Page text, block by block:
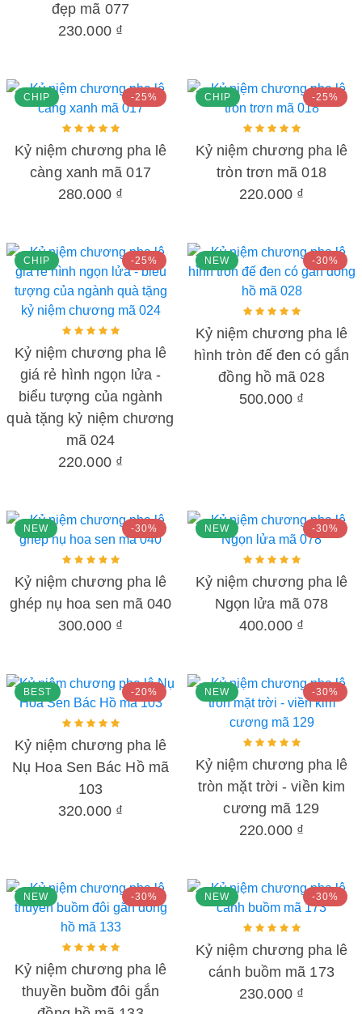
đẹp mã 077
230.000 ₫
CHIP -25%
Kỷ niệm chương pha lê
càng xanh mã 017
280.000 ₫
CHIP -25%
Kỷ niệm chương pha lê
tròn trơn mã 018
220.000 ₫
CHIP -25%
Kỷ niệm chương pha lê
giá rẻ hình ngọn lửa -
biểu tượng của ngành
quà tặng kỷ niệm chương
mã 024
220.000 ₫
NEW -30%
Kỷ niệm chương pha lê
hình tròn đế đen có gắn
đồng hồ mã 028
500.000 ₫
NEW -30%
Kỷ niệm chương pha lê
ghép nụ hoa sen mã 040
300.000 ₫
NEW -30%
Kỷ niệm chương pha lê
Ngọn lửa mã 078
400.000 ₫
BEST -20%
Kỷ niệm chương pha lê
Nụ Hoa Sen Bác Hồ mã
103
320.000 ₫
NEW -30%
Kỷ niệm chương pha lê
tròn mặt trời - viền kim
cương mã 129
220.000 ₫
NEW -30%
Kỷ niệm chương pha lê
thuyền buồm đôi gắn
NEW -30%
Kỷ niệm chương pha lê
cánh buồm mã 173
230.000 ₫